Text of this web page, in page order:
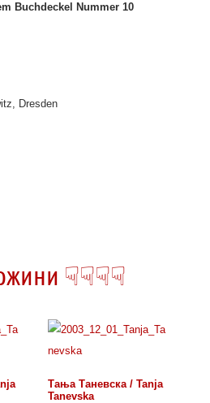
Buchdeckel Nummer 10
Dresden
☟☟☟☟
Тања Таневска / Tanja
Tanevska